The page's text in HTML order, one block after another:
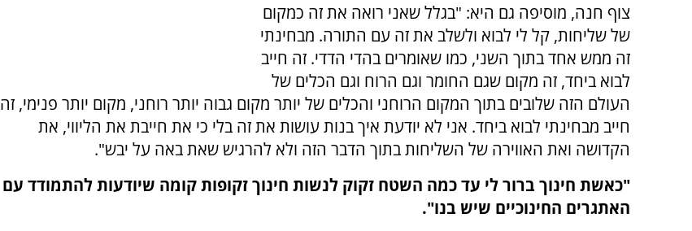
צוף חנה, מוסיפה גם היא: "בגלל שאני רואה את זה כמקום
של שליחות, קל לי לבוא ולשלב את זה עם התורה. מבחינתי
זה ממש אחד בתוך השני, כמו שאומרים בהדי הדדי. זה חייב
לבוא ביחד, זה מקום שגם החומר וגם הרוח וגם הכלים של
העולם הזה שלובים בתוך המקום הרוחני והכלים של יותר מקום גבוה יותר רוחני, מקום יותר פנימי, זה
חייב מבחינתי לבוא ביחד. אני לא יודעת איך בנות עושות את זה בלי כי את חייבת את הליווי, את
הקדושה ואת האווירה של השליחות בתוך הדבר הזה ולא להרגיש שאת באה על יבש".
"כאשת חינוך ברור לי עד כמה השטח זקוק לנשות חינוך זקופות קומה שיודעות להתמודד עם
האתגרים החינוכיים שיש בנו".